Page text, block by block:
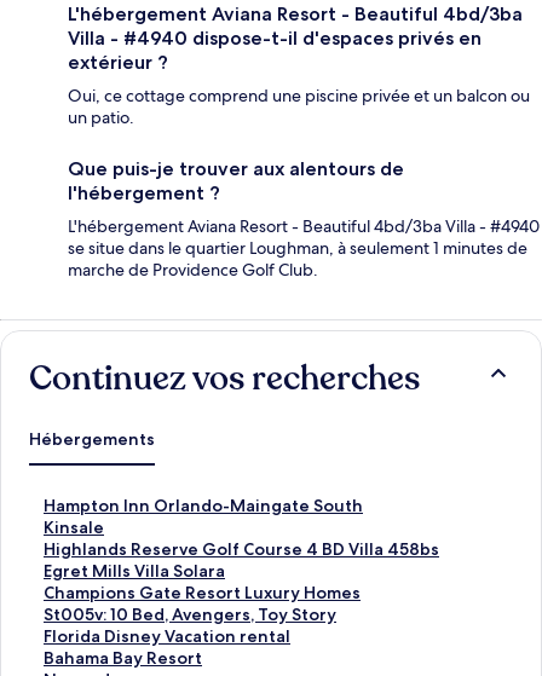
L'hébergement Aviana Resort - Beautiful 4bd/3ba
Villa - #4940 dispose-t-il d'espaces privés en
extérieur ?
Oui, ce cottage comprend une piscine privée et un balcon ou
un patio.
Que puis-je trouver aux alentours de
l'hébergement ?
L'hébergement Aviana Resort - Beautiful 4bd/3ba Villa - #4940
se situe dans le quartier Loughman, à seulement 1 minutes de
marche de Providence Golf Club.
Continuez vos recherches
Hébergements
Hampton Inn Orlando-Maingate South
L
i
e
n
o
u
v
r
Kinsale
L
i
e
n
o
u
v
Highlands Reserve Golf Course 4 BD Villa 458bs
L
i
e
n
o
u
Egret Mills Villa Solara
L
i
e
n
o
Champions Gate Resort Luxury Homes
L
i
e
n
St005v: 10 Bed, Avengers, Toy Story
L
i
e
Florida Disney Vacation rental
L
iBahama Bay Resort
L